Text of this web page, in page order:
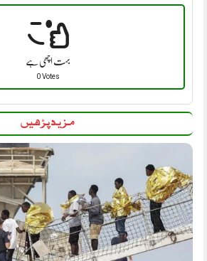
بہت اچھی ہے
0 Votes
مزید پڑھیں